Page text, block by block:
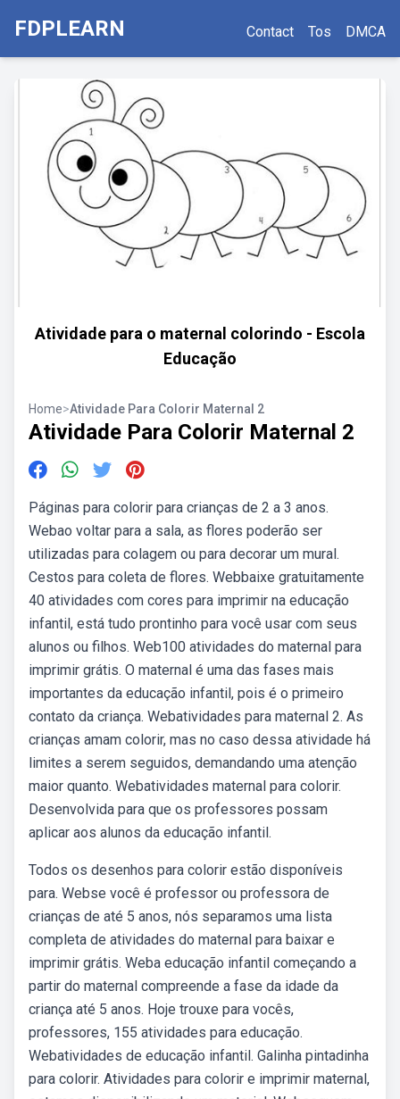
FDPLEARN Contact Tos DMCA
Atividade para o maternal colorindo - Escola
Educação
Home>Atividade Para Colorir Maternal 2
Atividade Para Colorir Maternal 2
Páginas para colorir para crianças de 2 a 3 anos.
Webao voltar para a sala, as flores poderão ser
utilizadas para colagem ou para decorar um mural.
Cestos para coleta de flores. Webbaixe gratuitamente
40 atividades com cores para imprimir na educação
infantil, está tudo prontinho para você usar com seus
alunos ou filhos. Web100 atividades do maternal para
imprimir grátis. O maternal é uma das fases mais
importantes da educação infantil, pois é o primeiro
contato da criança. Webatividades para maternal 2. As
crianças amam colorir, mas no caso dessa atividade há
limites a serem seguidos, demandando uma atenção
maior quanto. Webatividades maternal para colorir.
Desenvolvida para que os professores possam
aplicar aos alunos da educação infantil.
Todos os desenhos para colorir estão disponíveis
para. Webse você é professor ou professora de
crianças de até 5 anos, nós separamos uma lista
completa de atividades do maternal para baixar e
imprimir grátis. Weba educação infantil começando a
partir do maternal compreende a fase da idade da
criança até 5 anos. Hoje trouxe para vocês,
professores, 155 atividades para educação.
Webatividades de educação infantil. Galinha pintadinha
para colorir. Atividades para colorir e imprimir maternal,